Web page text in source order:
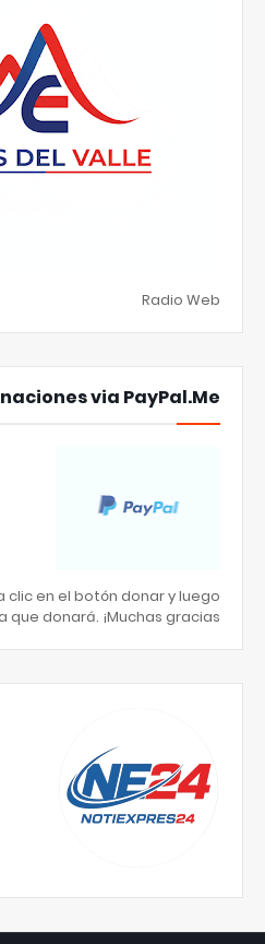
Radio Web
via PayPal.Me
clic en el botón donar y luego
que donará. ¡Muchas gracias!